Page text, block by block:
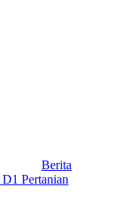
Berita
Pertanian